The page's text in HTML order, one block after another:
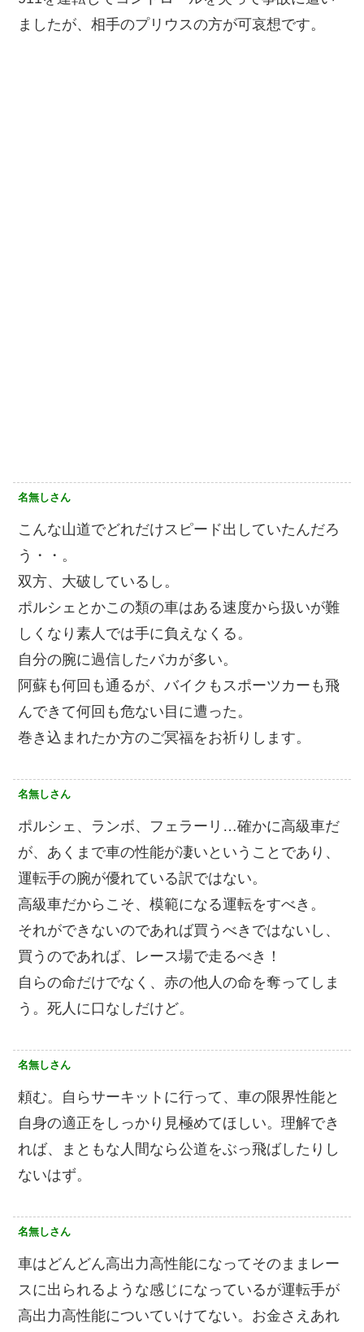
ましたが、相手のプリウスの方が可哀想です。
名無しさん
こんな山道でどれだけスピード出していたんだろ
う・・。
双方、大破しているし。
ポルシェとかこの類の車はある速度から扱いが難
しくなり素人では手に負えなくる。
自分の腕に過信したバカが多い。
阿蘇も何回も通るが、バイクもスポーツカーも飛
んできて何回も危ない目に遭った。
巻き込まれたか方のご冥福をお祈りします。
名無しさん
ポルシェ、ランボ、フェラーリ…確かに高級車だ
が、あくまで車の性能が凄いということであり、
運転手の腕が優れている訳ではない。
高級車だからこそ、模範になる運転をすべき。
それができないのであれば買うべきではないし、
買うのであれば、レース場で走るべき！
自らの命だけでなく、赤の他人の命を奪ってしま
う。死人に口なしだけど。
名無しさん
頼む。自らサーキットに行って、車の限界性能と
自身の適正をしっかり見極めてほしい。理解でき
れば、まともな人間なら公道をぶっ飛ばしたりし
ないはず。
名無しさん
車はどんどん高出力高性能になってそのままレー
スに出られるような感じになっているが運転手が
高出力高性能についていけてない。お金さえあれ